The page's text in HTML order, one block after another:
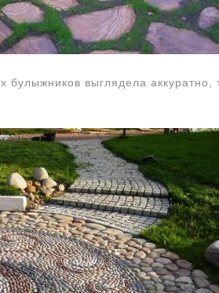
булыжников выглядела